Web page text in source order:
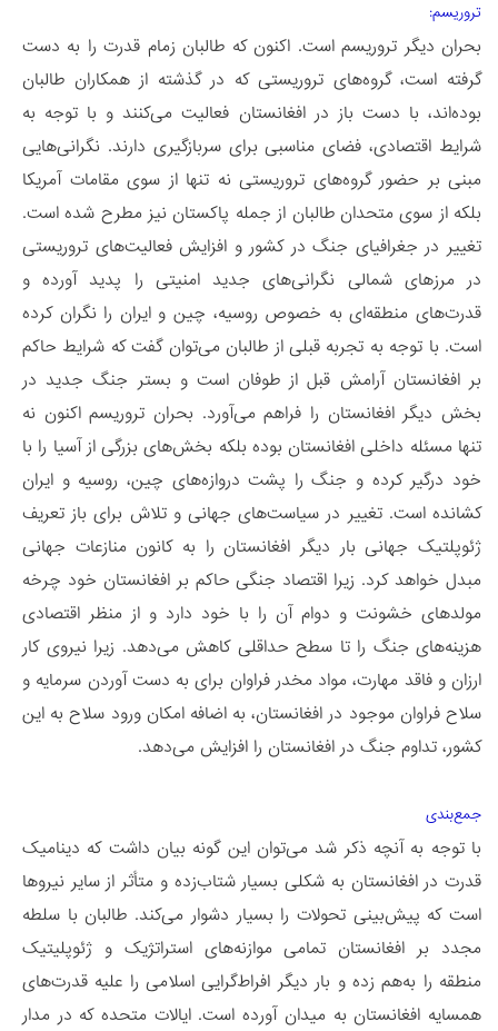
تروریسم:
بحران دیگر تروریسم است. اکنون که طالبان زمام قدرت را به دست
گرفته است، گروه‌های تروریستی که در گذشته از همکاران طالبان
بوده‌اند، با دست باز در افغانستان فعالیت می‌کنند و با توجه به
شرایط اقتصادی، فضای مناسبی برای سربازگیری دارند. نگرانی‌هایی
مبنی بر حضور گروه‌های تروریستی نه تنها از سوی مقامات آمریکا
بلکه از سوی متحدان طالبان از جمله پاکستان نیز مطرح شده است.
تغییر در جغرافیای جنگ در کشور و افزایش فعالیت‌های تروریستی
در مرز‌های شمالی نگرانی‌های جدید امنیتی را پدید آورده و
قدرت‌های منطقه‌ای به خصوص روسیه، چین و ایران را نگران کرده
است. با توجه به تجربه‌ قبلی از طالبان می‌توان گفت که شرایط حاکم
بر افغانستان آرامش قبل از طوفان است و بستر جنگ جدید در
بخش دیگر افغانستان را فراهم می‌آورد. بحران تروریسم اکنون نه
تنها مسئله داخلی افغانستان بوده بلکه بخش‌های بزرگی از آسیا را با
خود درگیر کرده و جنگ را پشت دروازه‌های چین، روسیه و ایران
کشانده است. تغییر در سیاست‌های جهانی و تلاش برای باز تعریف
ژئوپلتیک جهانی بار دیگر افغانستان را به کانون منازعات جهانی
مبدل خواهد کرد. زیرا اقتصاد جنگی حاکم بر افغانستان خود چرخه
مولد‌های خشونت و دوام آن را با خود دارد و از منظر اقتصادی
هزینه‌های جنگ را تا سطح حداقلی کاهش می‌دهد. زیرا نیروی‌ کار
ارزان و فاقد مهارت، مواد مخدر فراوان برای به دست آوردن سرمایه و
سلاح فراوان موجود در افغانستان، به اضافه امکان ورود سلاح به این
کشور، تداوم جنگ در افغانستان را افزایش می‌دهد.
جمع‌بندی
با توجه به آنچه ذکر شد می‌توان این گونه بیان داشت که دینامیک
قدرت در افغانستان به شکلی بسیار شتاب‌زده و متأثر از سایر نیرو‌ها
است که پیش‌بینی تحولات را بسیار دشوار می‌کند. طالبان با سلطه‌
مجدد بر افغانستان تمامی موازنه‌های استراتژیک و ژئوپلیتیک
منطقه را به‌هم زده و بار دیگر افراط‌گرایی اسلامی را علیه قدرت‌های
همسایه افغانستان به میدان آورده است. ایالات متحده که در مدار